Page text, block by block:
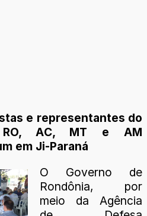
e representantes do
RO, AC, MT e AM
em Ji-Paraná
O Governo de
Rondônia, por
meio da Agência